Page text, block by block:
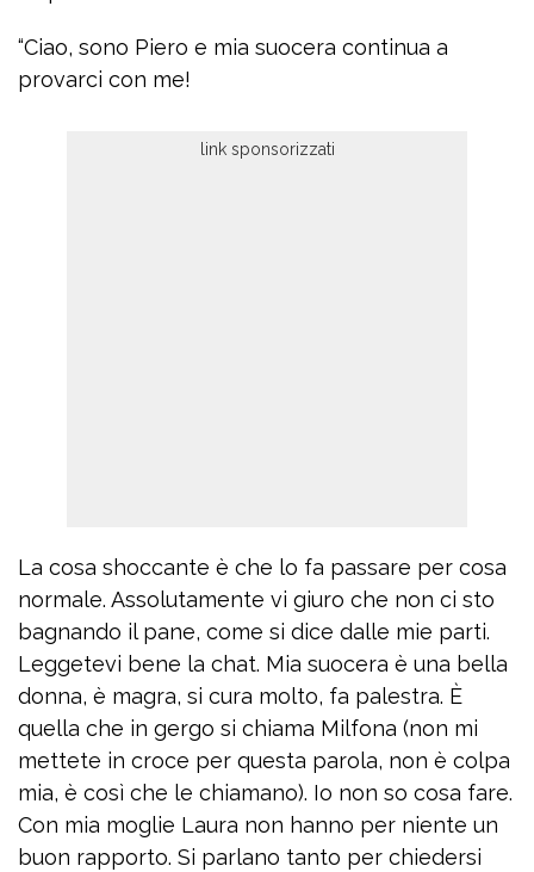
“Ciao, sono Piero e mia suocera continua a
provarci con me!
La cosa shoccante è che lo fa passare per cosa
normale. Assolutamente vi giuro che non ci sto
bagnando il pane, come si dice dalle mie parti.
Leggetevi bene la chat. Mia suocera è una bella
donna, è magra, si cura molto, fa palestra. È
quella che in gergo si chiama Milfona (non mi
mettete in croce per questa parola, non è colpa
mia, è così che le chiamano). Io non so cosa fare.
Con mia moglie Laura non hanno per niente un
buon rapporto. Si parlano tanto per chiedersi